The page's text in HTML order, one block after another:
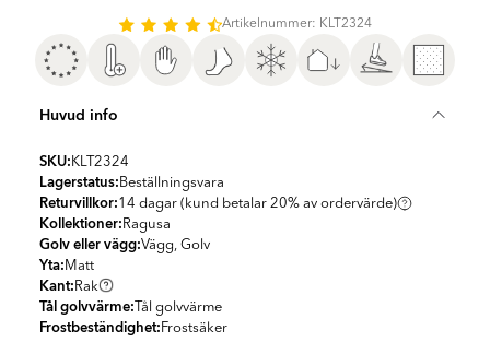
Artikelnummer: KLT2324
Huvud info
SKU: KLT2324
Lagerstatus: Beställningsvara
Returvillkor:14 dagar (kund betalar 20% av ordervärde)
Kollektioner: Ragusa
Golv eller vägg:Vägg, Golv
Yta: Matt
Kant: Rak
Tål golvvärme: Tål golvvärme
Frostbeständighet: Frostsäker